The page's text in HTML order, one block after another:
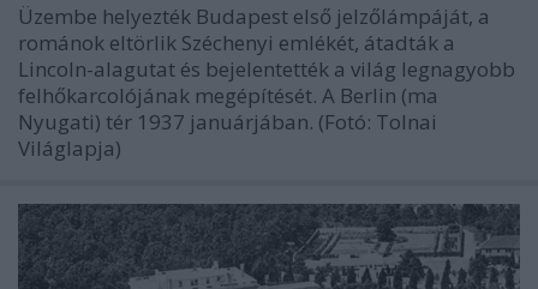
Üzembe helyezték Budapest első jelzőlámpáját, a
románok eltörlik Széchenyi emlékét, átadták a
Lincoln-alagutat és bejelentették a világ legnagyobb
felhőkarcolójának megépítését. A Berlin (ma
Nyugati) tér 1937 januárjában. (Fotó: Tolnai
Világlapja)